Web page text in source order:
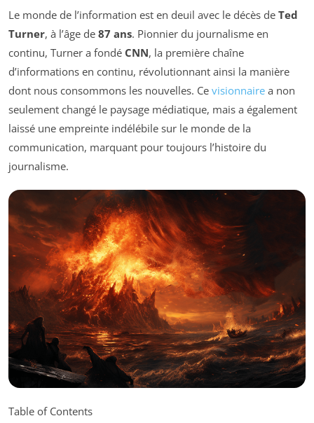
Le monde de l’information est en deuil avec le décès de Ted
Turner, à l’âge de 87 ans. Pionnier du journalisme en
continu, Turner a fondé CNN, la première chaîne
d’informations en continu, révolutionnant ainsi la manière
dont nous consommons les nouvelles. Ce visionnaire a non
seulement changé le paysage médiatique, mais a également
laissé une empreinte indélébile sur le monde de la
communication, marquant pour toujours l’histoire du
journalisme.
Table of Contents